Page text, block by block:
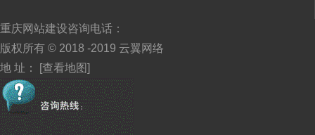
重庆网站建设咨询电话：
版权所有 © 2018 -2019 云翼网络
地 址：
[查看地图]